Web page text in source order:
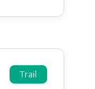
Trail